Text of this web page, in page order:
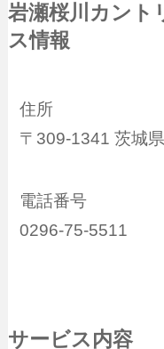
岩瀬桜川カント
ス情報
住所
〒309-1341 茨城
電話番号
0296-75-5511
サービス内容